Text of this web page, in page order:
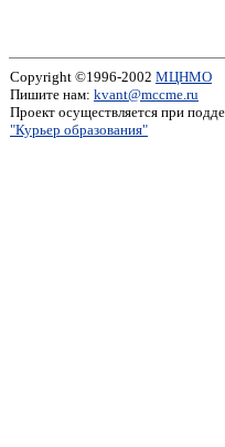
Copyright ©1996-2002 МЦНМО
Пишите нам: kvant@mccme.ru
Проект осуществляется при
"Курьер образования"